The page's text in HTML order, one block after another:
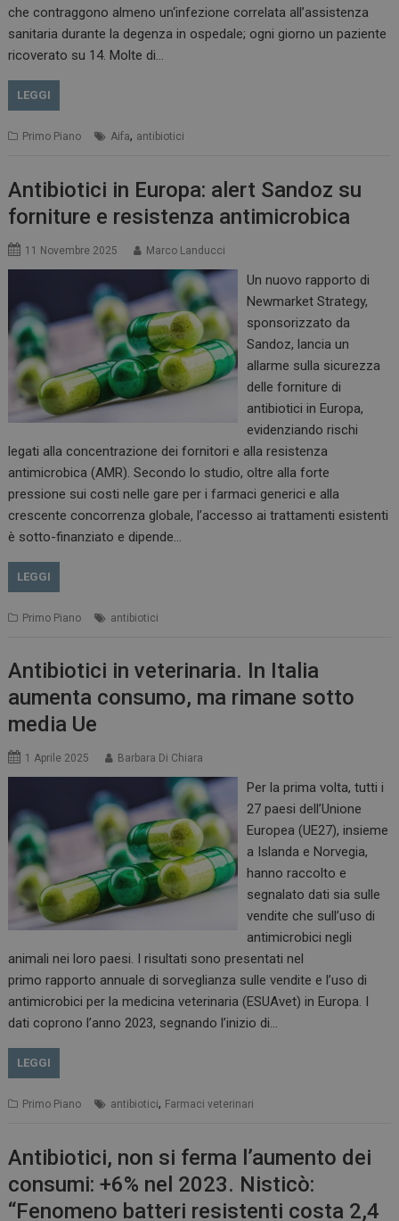
che contraggono almeno un‘infezione correlata all’assistenza
sanitaria durante la degenza in ospedale; ogni giorno un paziente
ricoverato su 14. Molte di…
LEGGI
Primo Piano Aifa, antibiotici
Antibiotici in Europa: alert Sandoz su
forniture e resistenza antimicrobica
11 Novembre 2025 Marco Landucci
Un nuovo rapporto di
Newmarket Strategy,
sponsorizzato da
Sandoz, lancia un
allarme sulla sicurezza
delle forniture di
antibiotici in Europa,
evidenziando rischi
legati alla concentrazione dei fornitori e alla resistenza
antimicrobica (AMR). Secondo lo studio, oltre alla forte
pressione sui costi nelle gare per i farmaci generici e alla
crescente concorrenza globale, l’accesso ai trattamenti esistenti
è sotto-finanziato e dipende…
LEGGI
Primo Piano antibiotici
Antibiotici in veterinaria. In Italia
aumenta consumo, ma rimane sotto
media Ue
1 Aprile 2025 Barbara Di Chiara
Per la prima volta, tutti i
27 paesi dell’Unione
Europea (UE27), insieme
a Islanda e Norvegia,
hanno raccolto e
segnalato dati sia sulle
vendite che sull’uso di
antimicrobici negli
animali nei loro paesi. I risultati sono presentati nel
primo rapporto annuale di sorveglianza sulle vendite e l’uso di
antimicrobici per la medicina veterinaria (ESUAvet) in Europa. I
dati coprono l’anno 2023, segnando l’inizio di…
LEGGI
Primo Piano antibiotici, Farmaci veterinari
Antibiotici, non si ferma l’aumento dei
consumi: +6% nel 2023. Nisticò:
“Fenomeno batteri resistenti costa 2,4